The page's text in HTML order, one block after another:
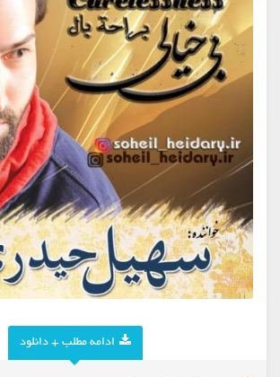
ادامه مطلب + دانلود